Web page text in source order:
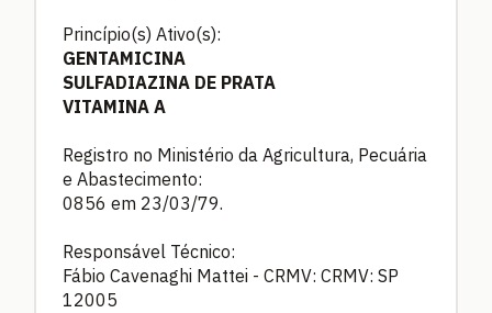
Princípio(s) Ativo(s):
GENTAMICINA
SULFADIAZINA DE PRATA
VITAMINA A
Registro no Ministério da Agricultura, Pecuária
e Abastecimento:
0856 em 23/03/79.
Responsável Técnico:
Fábio Cavenaghi Mattei - CRMV: CRMV: SP
12005